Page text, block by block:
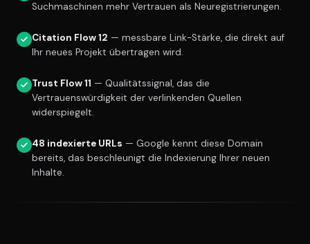
Suchmaschinen mehr Vertrauen als Neuregistrierungen.
Citation Flow 12 — messbare Link-Stärke, die direkt auf
Ihr neues Projekt übertragen wird.
Trust Flow 11 — Qualitätssignal, das die
Vertrauenswürdigkeit der verlinkenden Quellen
widerspiegelt.
48 indexierte URLs — Google kennt diese Domain
bereits, das beschleunigt die Indexierung Ihrer neuen
Inhalte.